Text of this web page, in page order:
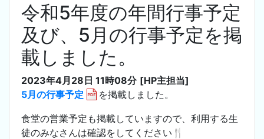
令和5年度の年間行事予定
及び、5月の行事予定を掲
載しました。
2023年4月28日 11時08分 [HP主担当]
5月の行事予定
を掲載しました。
食堂の営業予定も掲載していますので、利用する生
徒のみなさんは確認をしてください🍴